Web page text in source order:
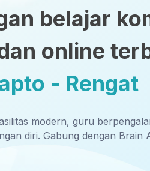
belajar
online
- Rengat
modern, guru
diri. Gabung dengan Brain